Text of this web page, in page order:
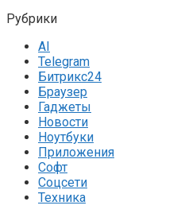
Рубрики
AI
Telegram
Битрикс24
Браузер
Гаджеты
Новости
Ноутбуки
Приложения
Софт
Соцсети
Техника